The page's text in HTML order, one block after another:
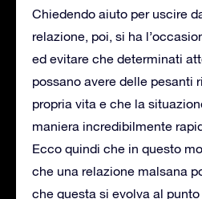
Chiedendo aiuto per uscire
relazione, poi, si ha
ed evitare che determinati
possano avere delle pesanti
propria vita e che la
maniera incredibilmente
Ecco quindi che in questo
che una relazione malsana
che questa si evolva al